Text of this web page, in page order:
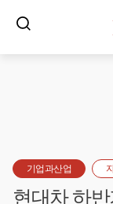
기업과산업
현대차 하